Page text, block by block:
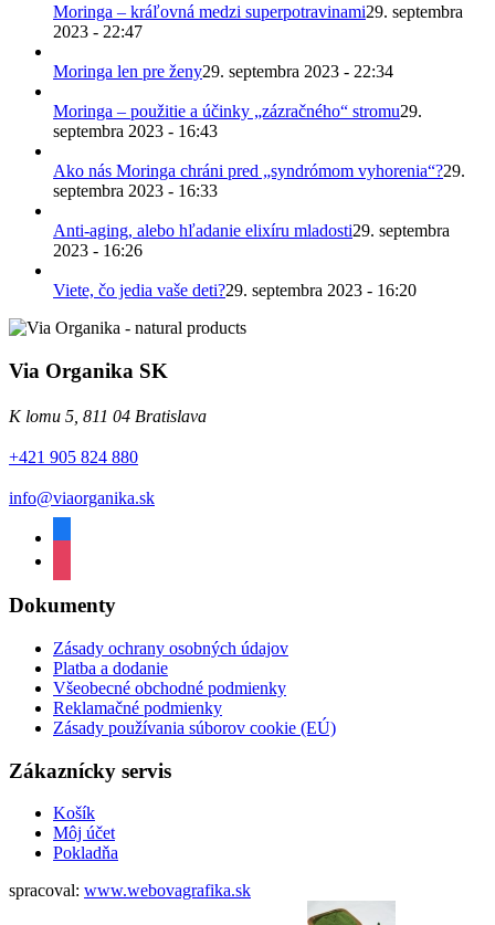
Moringa – kráľovná medzi superpotravinami29. septembra
2023 - 22:47
Moringa len pre ženy29. septembra 2023 - 22:34
Moringa – použitie a účinky „zázračného“ stromu29.
septembra 2023 - 16:43
Ako nás Moringa chráni pred „syndrómom vyhorenia“?29.
septembra 2023 - 16:33
Anti-aging, alebo hľadanie elixíru mladosti29. septembra
2023 - 16:26
Viete, čo jedia vaše deti?29. septembra 2023 - 16:20
Via Organika SK
K lomu 5, 811 04 Bratislava
+421 905 824 880
info@viaorganika.sk
Dokumenty
Zásady ochrany osobných údajov
Platba a dodanie
Všeobecné obchodné podmienky
Reklamačné podmienky
Zásady používania súborov cookie (EÚ)
Zákaznícky servis
Košík
Môj účet
Pokladňa
spracoval: www.webovagrafika.sk